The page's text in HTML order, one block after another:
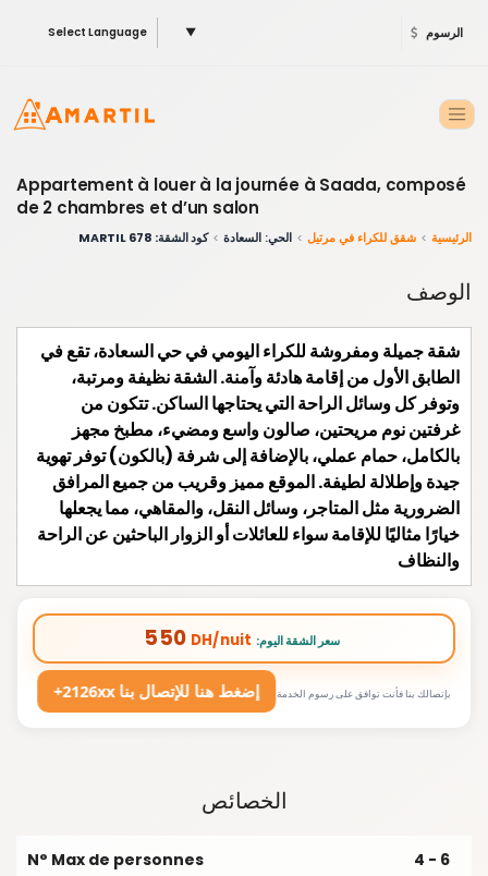
Select Language ▼ الرسوم
Appartement à louer à la journée à Saada, composé
de 2 chambres et d’un salon
الرئيسية شقق للكراء في مرتيل الحي: السعادة كود الشقة: 678 MARTIL
الوصف
شقة جميلة ومفروشة للكراء اليومي في حي السعادة، تقع في
الطابق الأول من إقامة هادئة وآمنة. الشقة نظيفة ومرتبة،
وتوفر كل وسائل الراحة التي يحتاجها الساكن. تتكون من
غرفتين نوم مريحتين، صالون واسع ومضيء، مطبخ مجهز
بالكامل، حمام عملي، بالإضافة إلى شرفة (بالكون) توفر تهوية
جيدة وإطلالة لطيفة. الموقع مميز وقريب من جميع المرافق
الضرورية مثل المتاجر، وسائل النقل، والمقاهي، مما يجعلها
خيارًا مثاليًا للإقامة سواء للعائلات أو الزوار الباحثين عن الراحة
والنظاف
550 DH/nuit :سعر الشقة اليوم
+2126xx إضغط هنا للإتصال بنا بإتصالك بنا فأنت توافق على رسوم الخدمة
الخصائص
N° Max de personnes
4 - 6